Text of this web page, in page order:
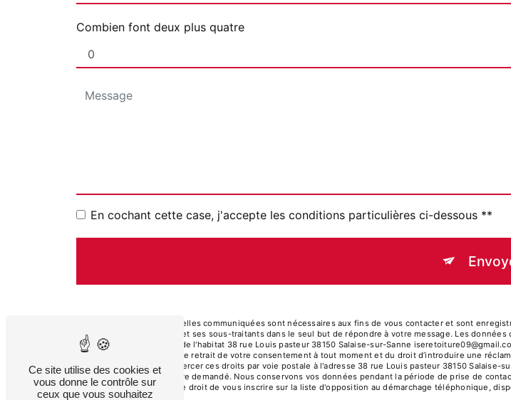
Combien font deux plus quatre
En cochant cette case, j'accepte les conditions particulières ci-dessous **
** Les données personnelles communiquées sont nécessaires aux fins de vous contacter et sont
de toiture et de l'habitat et ses sous-traitants dans le seul but de répondre à votre message. Les
rénovation de toiture et de l'habitat 38 rue Louis pasteur 38150 Salaise-sur-Sanne
limitation, d’opposition, de retrait de votre consentement à tout moment et du droit d’introduire une
mortem. Vous pouvez exercer ces droits par voie postale à l'adresse 38 rue Louis pasteur 38150
d'identité pourra vous être demandé. Nous conservons vos données pendant la période de prise de
contentieux. Vous avez le droit de vous inscrire sur la liste d'opposition au démarchage téléphonique,
Ce site utilise des cookies et
vous donne le contrôle sur
ceux que vous souhaitez